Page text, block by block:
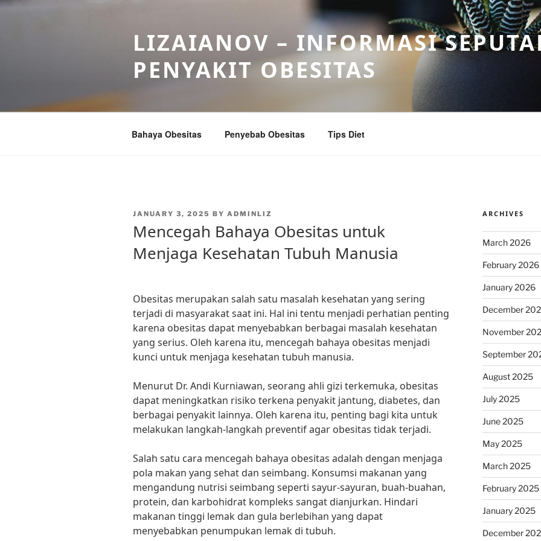
Skip
LIZAIANOV – INFORMASI
PENYAKIT OBESITAS
Bahaya Obesitas Penyebab Obesitas Tips Diet
POSTED
JANUARY 3, 2025 BY ADMINLIZ
Mencegah Bahaya Obesitas untuk
Menjaga Kesehatan Tubuh Manusia
Obesitas merupakan salah satu masalah kesehatan yang sering
terjadi di masyarakat saat ini. Hal ini tentu menjadi perhatian penting
karena obesitas dapat menyebabkan berbagai masalah kesehatan
yang serius. Oleh karena itu, mencegah bahaya obesitas menjadi
kunci untuk menjaga kesehatan tubuh manusia.
Menurut Dr. Andi Kurniawan, seorang ahli gizi terkemuka, obesitas
dapat meningkatkan risiko terkena penyakit jantung, diabetes, dan
berbagai penyakit lainnya. Oleh karena itu, penting bagi kita untuk
melakukan langkah-langkah preventif agar obesitas tidak terjadi.
Salah satu cara mencegah bahaya obesitas adalah dengan menjaga
pola makan yang sehat dan seimbang. Konsumsi makanan yang
mengandung nutrisi seimbang seperti sayur-sayuran, buah-buahan,
protein, dan karbohidrat kompleks sangat dianjurkan. Hindari
makanan tinggi lemak dan gula berlebihan yang dapat
menyebabkan penumpukan lemak di tubuh.
ARCHIVES
March 2026
February 2026
January 2026
December
November
September
August 2025
July 2025
June 2025
May 2025
March 2025
February 2025
January 2025
December